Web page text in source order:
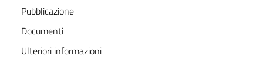
Pubblicazione
Documenti
Ulteriori informazioni